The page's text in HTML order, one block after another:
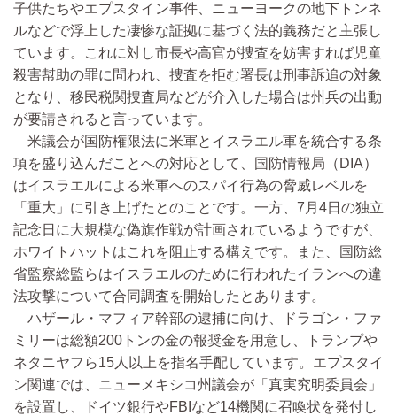
子供たちやエプスタイン事件、ニューヨークの地下トンネ
ルなどで浮上した凄惨な証拠に基づく法的義務だと主張し
ています。これに対し市長や高官が捜査を妨害すれば児童
殺害幇助の罪に問われ、捜査を拒む署長は刑事訴追の対象
となり、移民税関捜査局などが介入した場合は州兵の出動
が要請されると言っています。
米議会が国防権限法に米軍とイスラエル軍を統合する条
項を盛り込んだことへの対応として、国防情報局（DIA）
はイスラエルによる米軍へのスパイ行為の脅威レベルを
「重大」に引き上げたとのことです。一方、7月4日の独立
記念日に大規模な偽旗作戦が計画されているようですが、
ホワイトハットはこれを阻止する構えです。また、国防総
省監察総監らはイスラエルのために行われたイランへの違
法攻撃について合同調査を開始したとあります。
ハザール・マフィア幹部の逮捕に向け、ドラゴン・ファ
ミリーは総額200トンの金の報奨金を用意し、トランプや
ネタニヤフら15人以上を指名手配しています。エプスタイ
ン関連では、ニューメキシコ州議会が「真実究明委員会」
を設置し、ドイツ銀行やFBIなど14機関に召喚状を発付し